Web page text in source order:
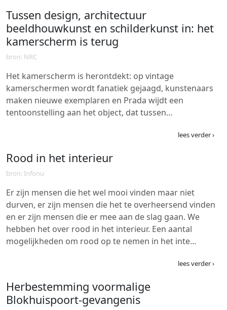
Tussen design, architectuur
beeldhouwkunst en schilderkunst in: het
kamerscherm is terug
bron: NRC
Het kamerscherm is herontdekt: op vintage
kamerschermen wordt fanatiek gejaagd, kunstenaars
maken nieuwe exemplaren en Prada wijdt een
tentoonstelling aan het object, dat tussen…
lees verder ›
Rood in het interieur
bron: Infonu
Er zijn mensen die het wel mooi vinden maar niet
durven, er zijn mensen die het te overheersend vinden
en er zijn mensen die er mee aan de slag gaan. We
hebben het over rood in het interieur. Een aantal
mogelijkheden om rood op te nemen in het inte…
lees verder ›
Herbestemming voormalige
Blokhuispoort-gevangenis